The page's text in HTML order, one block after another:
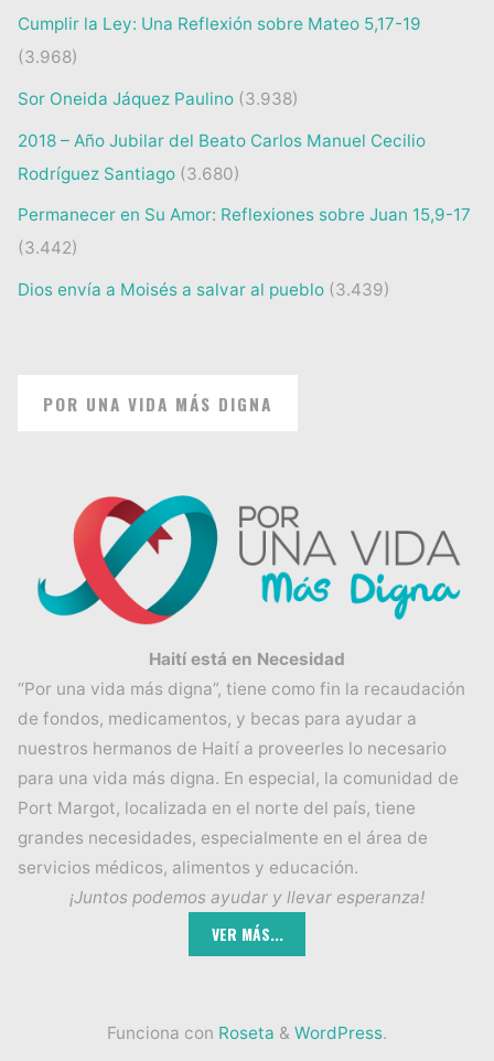
Cumplir la Ley: Una Reflexión sobre Mateo 5,17-19
(3.968)
Sor Oneida Jáquez Paulino (3.938)
2018 – Año Jubilar del Beato Carlos Manuel Cecilio
Rodríguez Santiago (3.680)
Permanecer en Su Amor: Reflexiones sobre Juan 15,9-17
(3.442)
Dios envía a Moisés a salvar al pueblo (3.439)
POR UNA VIDA MÁS DIGNA
Haití está en Necesidad
“Por una vida más digna”, tiene como fin la recaudación
de fondos, medicamentos, y becas para ayudar a
nuestros hermanos de Haití a proveerles lo necesario
para una vida más digna. En especial, la comunidad de
Port Margot, localizada en el norte del país, tiene
grandes necesidades, especialmente en el área de
servicios médicos, alimentos y educación.
¡Juntos podemos ayudar y llevar esperanza!
Funciona con Roseta & WordPress.